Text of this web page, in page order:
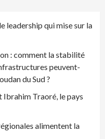
leadership qui mise sur la
: comment la stabilité
peuvent-
du Sud ?
Ibrahim Traoré, le pays
alimentent la